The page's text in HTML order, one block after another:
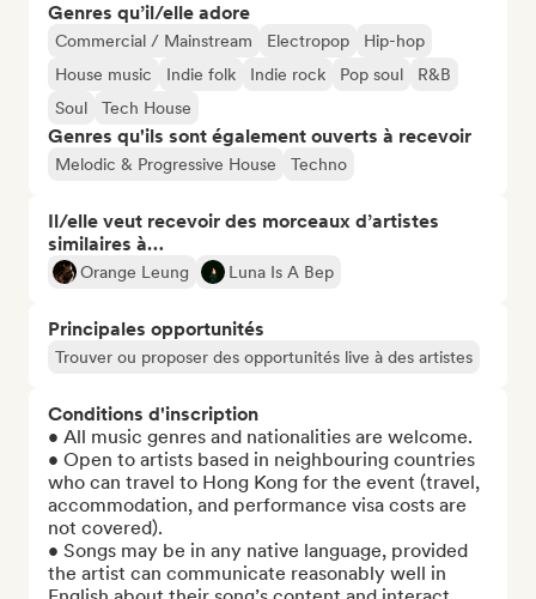
Genres qu’il/elle adore
Commercial / Mainstream Electropop
Hip-hop
House music
Indie folk Indie rock Pop soul
R&B
Soul
Tech House
Genres qu'ils sont également ouverts à recevoir
Melodic & Progressive House Techno
Il/elle veut recevoir des morceaux d’artistes
similaires à…
Orange Leung Luna Is A Bep
Principales opportunités
Trouver ou proposer des opportunités live à des artistes
Conditions d'inscription
• All music genres and nationalities are welcome.
• Open to artists based in neighbouring countries
who can travel to Hong Kong for the event (travel,
accommodation, and performance visa costs are
not covered).
• Songs may be in any native language, provided
the artist can communicate reasonably well in